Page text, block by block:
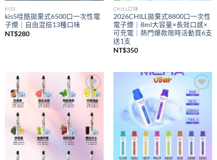
KIS5
kis5哇酷拋棄式6500口一次性電
子煙｜自由混搭13種口味
NT$280
CHILL口味
2026CHILL拋棄式8800口一次性
電子煙｜8ml大容量×長效口感×
可充電｜熱門爆款限時活動買6支
送1支
NT$350
Add to
wishlist
Add to
wishlist